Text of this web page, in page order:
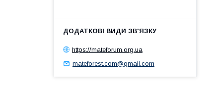
https://mateforum.org.ua
mateforest.com@gmail.com